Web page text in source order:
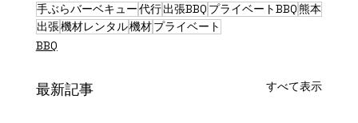
手ぶらバーベキュー代行出張BBQ プライベートBBQ熊本
出張機材レンタル機材プライベート
BBQ
最新記事 すべて表示